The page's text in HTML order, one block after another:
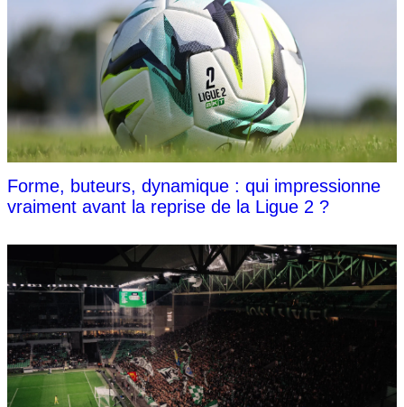
Forme, buteurs, dynamique : qui impressionne
vraiment avant la reprise de la Ligue 2 ?